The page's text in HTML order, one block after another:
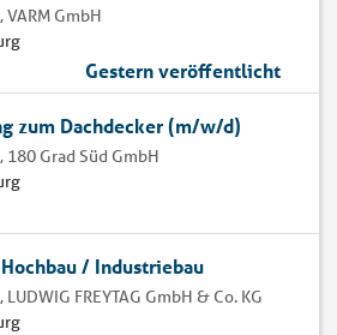
VARM GmbH
Gestern veröffentlicht
zum Dachdecker (m/w/d)
180 Grad Süd GmbH
/ Industriebau
LUDWIG FREYTAG GmbH & Co. KG